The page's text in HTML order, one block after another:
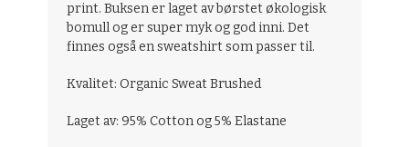
print. Buksen er laget av børstet økologisk
bomull og er super myk og god inni. Det
finnes også en sweatshirt som passer til.
Kvalitet: Organic Sweat Brushed
Laget av: 95% Cotton og 5% Elastane